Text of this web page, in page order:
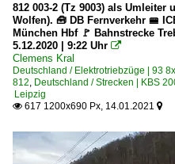
812 003-2 (Tz 9003) als
Wolfen). 🧰 DB Fernverkehr 🚝
München Hbf 🚩 Bahnstrecke
5.12.2020 | 9:22 Uhr 
Clemens Kral
Deutschland / Elektrotriebzüge | 93
812, Deutschland / Strecken | KBS
Leipzig
 617 1200x690 Px, 14.01.2021 